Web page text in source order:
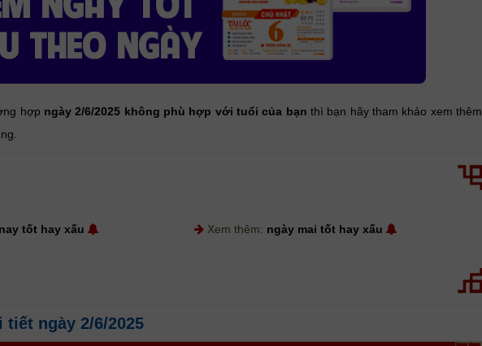
hợp ngày 2/6/2025 không phù hợp với tuổi của bạn thì bạn hãy tham khảo xem thêm
tốt hay xấu Xem thêm: ngày mai tốt hay xấu
ngày 2/6/2025